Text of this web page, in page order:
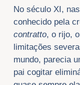
No século XI,
conhecido pela
contratto, o rijo,
limitações
mundo, parecia
pai cogitar